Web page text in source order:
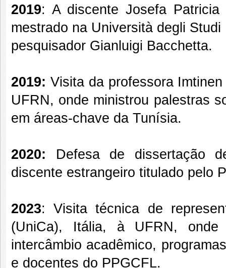
2019: A discente Josefa
mestrado na Università degli
pesquisador Gianluigi Bacchetta.
2019: Visita da professora
UFRN, onde ministrou palestras
em áreas-chave da Tunísia.
2020: Defesa de dissertação
discente estrangeiro titulado pelo
2023: Visita técnica de
(UniCa), Itália, à UFRN, onde
intercâmbio acadêmico,
e docentes do PPGCFL.